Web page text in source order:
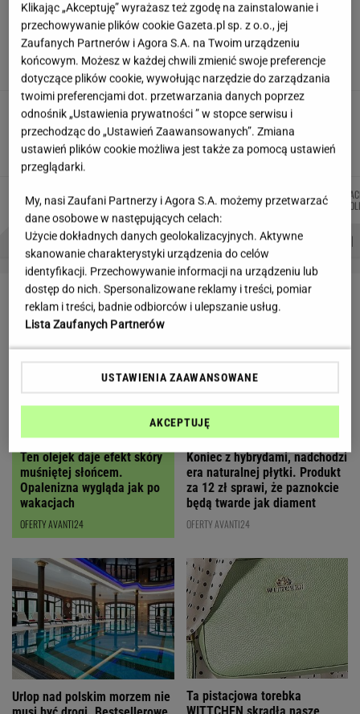
"Wymieniłam mojego byłego na
jego wujka milionera". Tak wciągają
mikrodramy
SUBSKRYPCJA
Jeździłem autem z paliwem, które
może zastąpić diesla. Frytura i olej roślinny
TOMASZ OKUROWSKI
Autorzy:
JAKUB
BALCERSKI
MICHAŁ
KIEDROWSKI
MIŁOSZ
WIATROWSKI-BUJACZ
PROBLEMY POLSKICH SIATKARZY ZNAK Z '30' WISŁAWA SZYMBORSKA
LETNIE OKAZJE
Ten olejek daje efekt skóry
muśniętej słońcem.
Opalenizna wygląda jak po
wakacjach
OFERTY AVANTI24
Koniec z hybrydami, nadchodzi
era naturalnej płytki. Produkt
za 12 zł sprawi, że paznokcie
będą twarde jak diament
OFERTY AVANTI24
Urlop nad polskim morzem nie
Ta pistacjowa torebka
Klikając „Akceptuję” wyrażasz też zgodę na zainstalowanie i
przechowywanie plików cookie Gazeta.pl sp. z o.o., jej
Zaufanych Partnerów i Agora S.A. na Twoim urządzeniu
końcowym. Możesz w każdej chwili zmienić swoje preferencje
dotyczące plików cookie, wywołując narzędzie do zarządzania
twoimi preferencjami dot. przetwarzania danych poprzez
odnośnik „Ustawienia prywatności ” w stopce serwisu i
przechodząc do „Ustawień Zaawansowanych”. Zmiana
ustawień plików cookie możliwa jest także za pomocą ustawień
przeglądarki.
My, nasi Zaufani Partnerzy i Agora S.A. możemy przetwarzać
dane osobowe w następujących celach:
Użycie dokładnych danych geolokalizacyjnych. Aktywne
skanowanie charakterystyki urządzenia do celów
identyfikacji. Przechowywanie informacji na urządzeniu lub
dostęp do nich. Spersonalizowane reklamy i treści, pomiar
reklam i treści, badnie odbiorców i ulepszanie usług.
Lista Zaufanych Partnerów
USTAWIENIA ZAAWANSOWANE
AKCEPTUJĘ